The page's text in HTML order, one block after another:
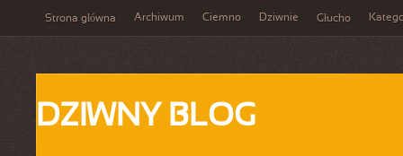
Strona główna Archiwum Ciemno Dziwnie Głucho
DZIWNY BLOG